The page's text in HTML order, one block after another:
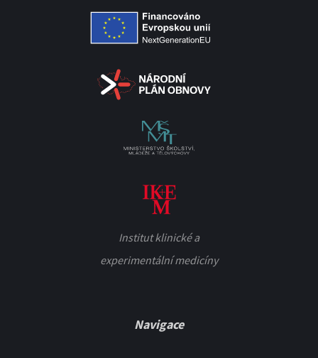
Institut klinické a
experimentální medicíny
Navigace